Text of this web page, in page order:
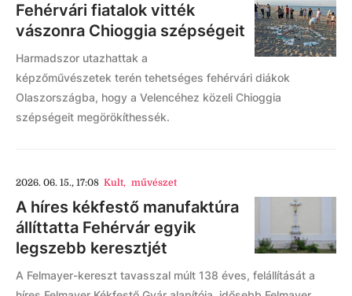
Fehérvári fiatalok vitték
vászonra Chioggia szépségeit
Harmadszor utazhattak a
képzőművészetek terén tehetséges fehérvári diákok
Olaszországba, hogy a Velencéhez közeli Chioggia
szépségeit megörökíthessék.
2026. 06. 15., 17:08 Kult, művészet
A híres kékfestő manufaktúra
állíttatta Fehérvár egyik
legszebb keresztjét
A Felmayer-kereszt tavasszal múlt 138 éves, felállítását a